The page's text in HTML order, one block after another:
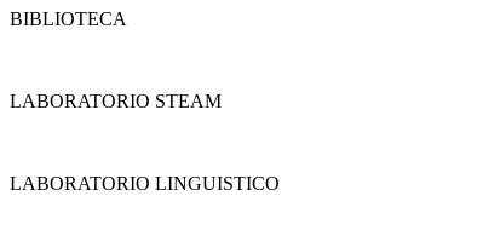
BIBLIOTECA
LABORATORIO STEAM
LABORATORIO LINGUISTICO